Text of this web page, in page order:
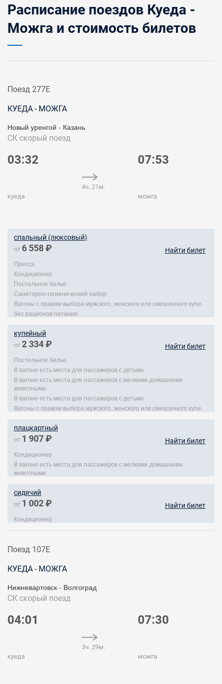
Расписание поездов Куеда -
Можга и стоимость билетов
Поезд 277Е
КУЕДА - МОЖГА
Новый уренгой - Казань
СК скорый поезд
03:32
куеда
4ч. 21м.
07:53
можга
спальный (люксовый)
от 6 558 ₽ Найти билет
Пресса
Кондиционер
Постельное белье
Санитарно-гигиенический набор
Вагоны с правом выбора мужского, женского или смешанного купе.
без рационов питания
купейный
от 2 334 ₽ Найти билет
Постельное белье
В вагоне есть места для пассажиров с детьми
В вагоне есть места для пассажиров с мелкими домашними
животными
В вагоне есть места для пассажиров с детьми
Вагоны с правом выбора мужского, женского или смешанного купе.
плацкартный
от 1 907 ₽ Найти билет
Кондиционер
В вагоне есть места для пассажиров с мелкими домашними
животными
сидячий
от 1 002 ₽ Найти билет
Кондиционер
Поезд 107Е
КУЕДА - МОЖГА
Нижневартовск - Волгоград
СК скорый поезд
04:01
куеда
3ч. 29м.
07:30
можга